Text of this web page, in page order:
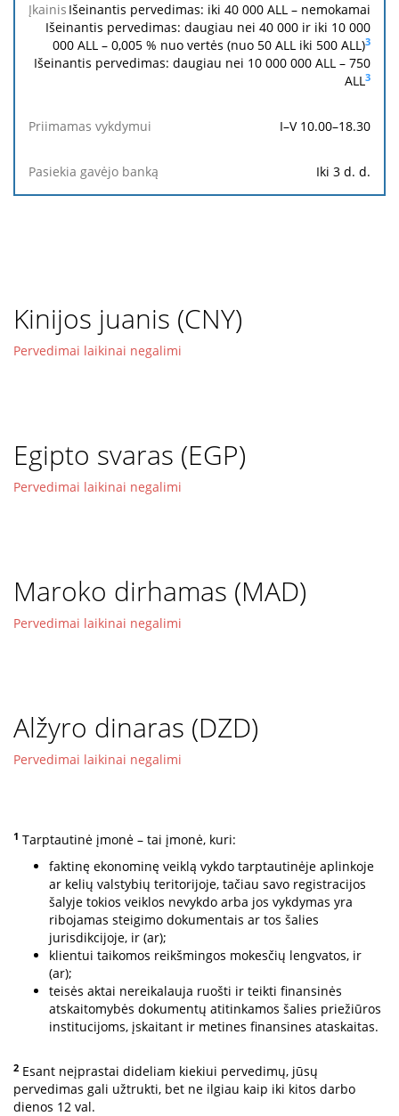
Išeinantis pervedimas: iki 40 000 ALL – nemokamai
Išeinantis pervedimas: daugiau nei 40 000 ir iki 10 000
000 ALL – 0,005 % nuo vertės (nuo 50 ALL iki 500 ALL)3
Išeinantis pervedimas: daugiau nei 10 000 000 ALL – 750
ALL3
I–V 10.00–18.30
Iki 3 d. d.
Kinijos juanis (CNY)
Pervedimai laikinai negalimi
Egipto svaras (EGP)
Pervedimai laikinai negalimi
Maroko dirhamas (MAD)
Pervedimai laikinai negalimi
Alžyro dinaras (DZD)
Pervedimai laikinai negalimi
1 Tarptautinė įmonė – tai įmonė, kuri:
faktinę ekonominę veiklą vykdo tarptautinėje aplinkoje
ar kelių valstybių teritorijoje, tačiau savo registracijos
šalyje tokios veiklos nevykdo arba jos vykdymas yra
ribojamas steigimo dokumentais ar tos šalies
jurisdikcijoje, ir (ar);
klientui taikomos reikšmingos mokesčių lengvatos, ir
(ar);
teisės aktai nereikalauja ruošti ir teikti finansinės
atskaitomybės dokumentų atitinkamos šalies priežiūros
institucijoms, įskaitant ir metines finansines ataskaitas.
2 Esant neįprastai dideliam kiekiui pervedimų, jūsų
pervedimas gali užtrukti, bet ne ilgiau kaip iki kitos darbo
dienos 12 val.